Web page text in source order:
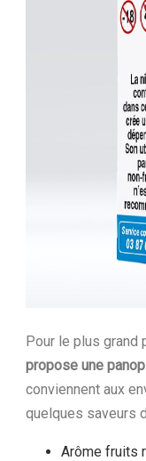
Pour le plus grand
propose une
conviennent aux
quelques saveurs
Arôme fruits